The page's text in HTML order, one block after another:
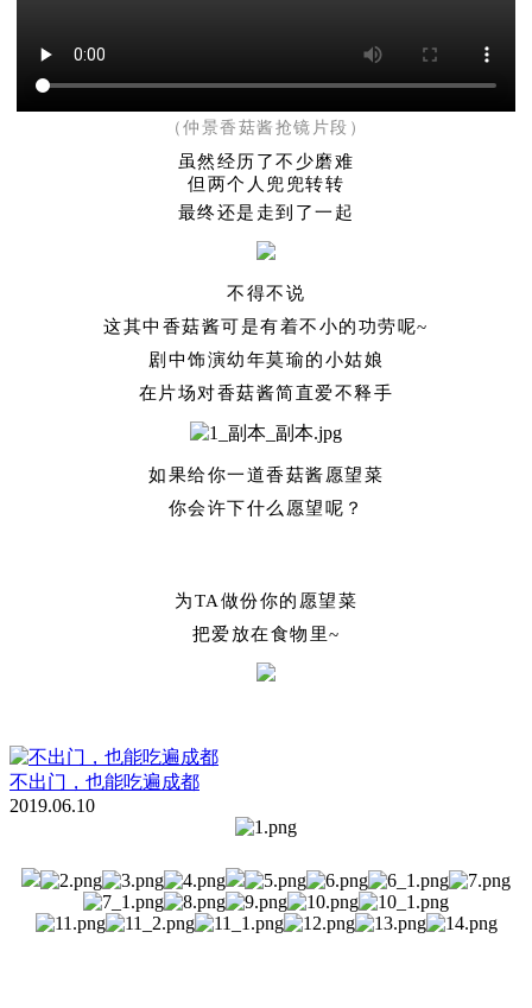
（仲景香菇酱抢镜片段）
虽然经历了不少磨难
但两个人兜兜转转
最终还是走到了一起
不得不说
这其中香菇酱可是有着不小的功劳呢~
剧中饰演幼年莫瑜的小姑娘
在片场对香菇酱简直爱不释手
如果给你一道香菇酱愿望菜
你会许下什么愿望呢？
为TA做份你的愿望菜
把爱放在食物里~
不出门，也能吃遍成都
2019.06.10